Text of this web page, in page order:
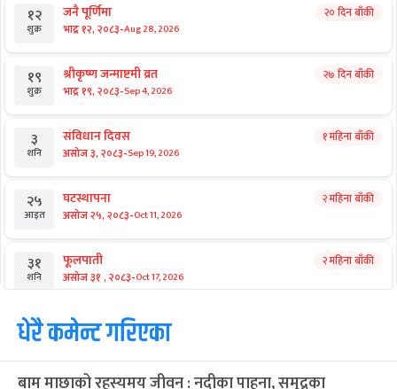
१२
शुक्र
जनै पूर्णिमा
भाद्र १२, २०८३-Aug 28, 2026
२० दिन बाँकी
१९
शुक्र
श्रीकृष्ण जन्माष्टमी व्रत
भाद्र १९, २०८३-Sep 4, 2026
२७ दिन बाँकी
३
शनि
संविधान दिवस
असोज ३, २०८३-Sep 19, 2026
१ महिना बाँकी
२५
आइत
घटस्थापना
असोज २५, २०८३-Oct 11, 2026
२ महिना बाँकी
३१
शनि
फूलपाती
असोज ३१ , २०८३-Oct 17, 2026
२ महिना बाँकी
१
आइत
कार्तिक सङ्क्रान्ति
कार्तिक १, २०८३-Oct 18, 2026
महानवमी २ महिना बाँकी
धेरै कमेन्ट गरिएका
बाम माछाको रहस्यमय जीवन : नदीका पाहुना, समुद्रका